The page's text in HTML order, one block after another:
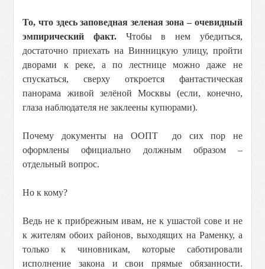
То, что здесь заповедная зеленая зона – очевидный
эмпирический факт. Чтобы в нем убедиться,
достаточно приехать на Винницкую улицу, пройти
дворами к реке, а по лестнице можно даже не
спускаться, сверху откроется фантастическая
панорама живой зелёной Москвы (если, конечно,
глаза наблюдателя не заклеены купюрами).
Почему документы на ООПТ до сих пор не
оформлены официально должным образом –
отдельный вопрос.
Но к кому?
Ведь не к прибрежным ивам, не к ушастой сове и не
к жителям обоих районов, выходящих на Раменку, а
только к чиновникам, которые саботировали
исполнение закона и свои прямые обязанности.